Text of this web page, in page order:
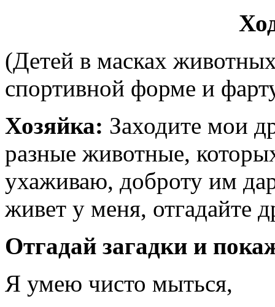
(Детей в масках
спортивной форме и
Хозяйка: Заходите мои
разные животные,
ухаживаю, доброту им
живет у меня, отгадайте
Отгадай загадки и
Я умею чисто мыться,